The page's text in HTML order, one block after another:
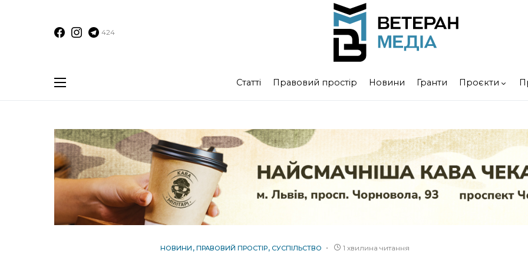
424
Статті Правовий простір Новини Гранти Проєкти
НОВИНИ ПРАВОВИЙ ПРОСТІР СУСПІЛЬСТВО 1 хвилина читання